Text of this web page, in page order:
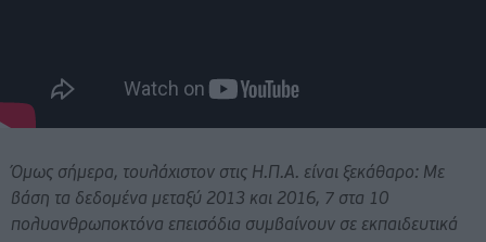
Όμως σήμερα, τουλάχιστον στις Η.Π.Α. είναι ξεκάθαρο: Με
βάση τα δεδομένα μεταξύ 2013 και 2016, 7 στα 10
πολυανθρωποκτόνα επεισόδια συμβαίνουν σε εκπαιδευτικά